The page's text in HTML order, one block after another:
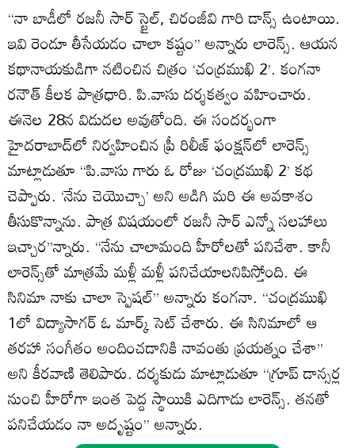
‘‘నా బాడీలో రజనీ సార్‌ స్టైల్‌, చిరంజీవి గారి డాన్స్‌ ఉంటాయి.
ఇవి రెండూ తీసేయడం చాలా కష్టం’’ అన్నారు లారెన్స్‌. ఆయన
కథానాయకుడిగా నటించిన చిత్రం ‘చంద్రముఖి 2’. కంగనా
రనౌత్‌ కీలక పాత్రధారి. పి.వాసు దర్శకత్వం వహించారు.
ఈనెల 28న విడుదల అవుతోంది. ఈ సందర్భంగా
హైదరాబాద్‌లో నిర్వహించిన ప్రీ రిలీజ్‌ ఫంక్షన్‌లో లారెన్స్‌
మాట్లాడుతూ ‘‘పి.వాసు గారు ఓ రోజు ‘చంద్రముఖి 2’ కథ
చెప్పారు. ‘నేను చెయొచ్చా’ అని అడిగి మరి ఈ అవకాశం
తీసుకొన్నాను. పాత్ర విషయంలో రజనీ సార్‌ ఎన్నో సలహాలు
ఇచ్చార’’న్నారు. ‘‘నేను చాలామంది హీరోలతో పనిచేశా. కానీ
లారెన్స్‌తో మాత్రమే మళ్లీ మళ్లీ పనిచేయాలనిపిస్తోంది. ఈ
సినిమా నాకు చాలా స్పెషల్‌’’ అన్నారు కంగనా. ‘‘చంద్రముఖి
1లో విద్యాసాగర్‌ ఓ మార్క్‌ సెట్‌ చేశారు. ఈ సినిమాలో ఆ
తరహా సంగీతం అందించడానికి నావంతు ప్రయత్నం చేశా’’
అని కీరవాణి తెలిపారు. దర్శకుడు మాట్లాడుతూ ‘‘గ్రూప్‌ డాన్సర్ల
నుంచి హీరోగా ఇంత పెద్ద స్థాయికి ఎదిగాడు లారెన్స్‌. తనతో
పనిచేయడం నా అదృష్టం’’ అన్నారు.